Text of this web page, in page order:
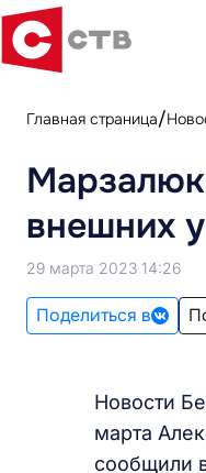
Главная страница
внешних
29 марта 2023 14:26
Поделиться в
Новости
марта
сообщили